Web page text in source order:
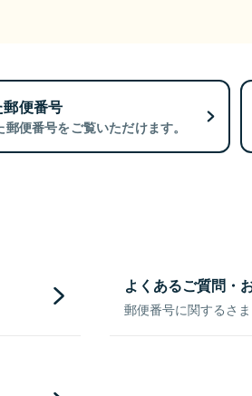
便番号
便番号をご覧いただけます。
よくあるご質問・
郵便番号に関するさ